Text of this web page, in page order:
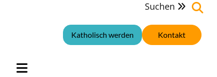
Suchen 
Kontakt
Katholisch werden